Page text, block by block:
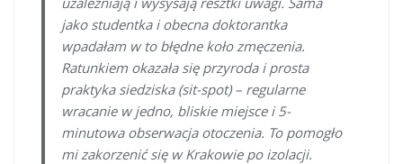
jako studentka i obecna doktorantka
wpadałam w to błędne koło zmęczenia.
Ratunkiem okazała się przyroda i prosta
praktyka siedziska (sit-spot) – regularne
wracanie w jedno, bliskie miejsce i 5-
minutowa obserwacja otoczenia. To pomogło
mi zakorzenić się w Krakowie po izolacji.